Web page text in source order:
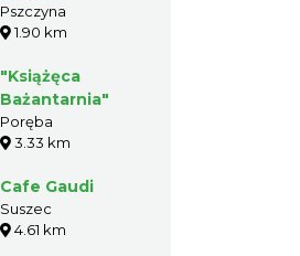
Pszczyna
1.90 km
"Książęca
Bażantarnia"
Poręba
3.33 km
Cafe Gaudi
Suszec
4.61 km